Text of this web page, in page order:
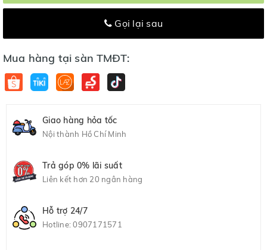
Gọi lại sau
Mua hàng tại sàn TMĐT:
Giao hàng hỏa tốc
Nội thành Hồ Chí Minh
Trả góp 0% lãi suất
Liên kết hơn 20 ngân hàng
Hỗ trợ 24/7
Hotline:0907171571